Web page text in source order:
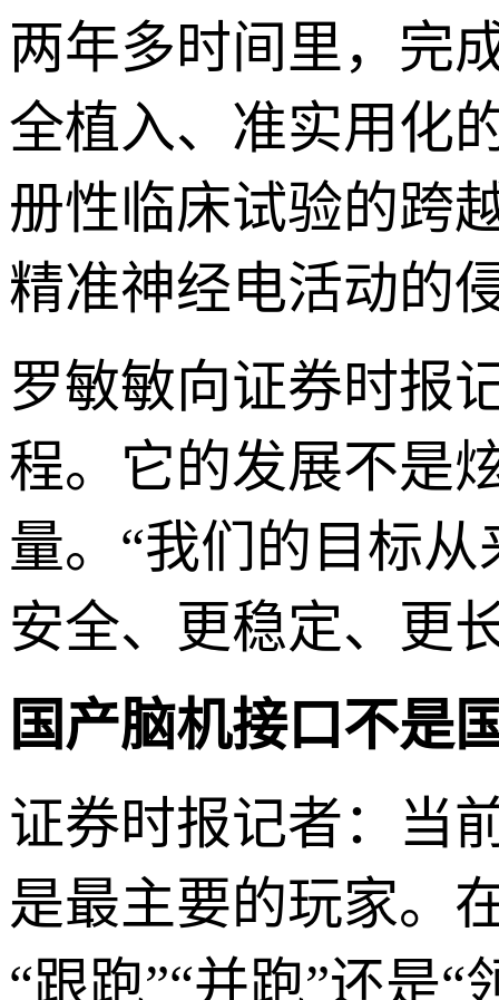
两年多时间里，完
全植入、准实用化
册性临床试验的跨
精准神经电活动的
罗敏敏向证券时报
程。它的发展不是
量。“我们的目标
安全、更稳定、更
国产脑机接口不是
证券时报记者：当
是最主要的玩家。
“跟跑”“并跑”还是“